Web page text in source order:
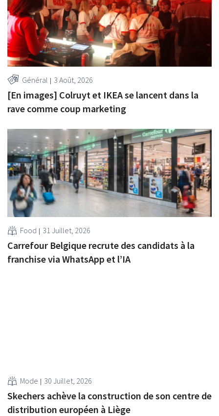
Général 3 Août, 2026
[En images] Colruyt et IKEA se lancent dans la
rave comme coup marketing
Food 31 Juillet, 2026
Carrefour Belgique recrute des candidats à la
franchise via WhatsApp et l’IA
Mode 30 Juillet, 2026
Skechers achève la construction de son centre de
distribution européen à Liège